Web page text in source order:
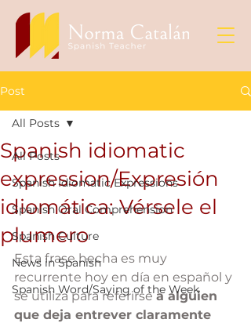
Post
All Posts
Spanish Idiomatic Expressions
Spanish Oral Comprehension
Spanish Culture
News in Spanish
Spanish Word/Saying of the Week
All Posts
Spanish idiomatic
expression/Expresión
idiomática: Vérsele el
plumero
Esta frase hecha es muy
recurrente hoy en día en español y
se utiliza para referirse a alguien
que deja entrever claramente